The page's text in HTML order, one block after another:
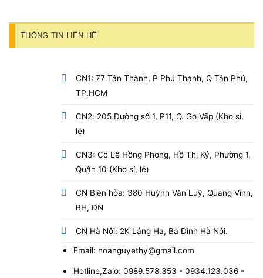
THÔNG TIN LIÊN HỆ
CN1: 77 Tân Thành, P Phú Thạnh, Q Tân Phú,
TP.HCM
CN2: 205 Đường số 1, P11, Q. Gò Vấp (Kho sỉ,
lẻ)
CN3: Cc Lê Hồng Phong, Hồ Thị Kỷ, Phường 1,
Quận 10 (Kho sỉ, lẻ)
CN Biên hòa: 380 Huỳnh Văn Luỹ, Quang Vinh,
BH, ĐN
CN Hà Nội: 2K Láng Hạ, Ba Đình Hà Nội.
Email: hoanguyethy@gmail.com
Hotline,Zalo: 0989.578.353 - 0934.123.036 -